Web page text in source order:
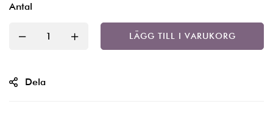
Antal
LÄGG TILL I VARUKORG
Dela